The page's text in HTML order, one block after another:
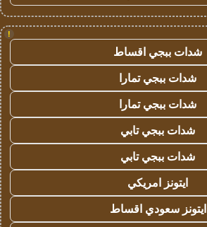
!
شدات ببجي اقساط
شدات ببجي تمارا
شدات ببجي تمارا
شدات ببجي تابي
شدات ببجي تابي
ايتونز امريكي
ايتونز سعودي اقساط